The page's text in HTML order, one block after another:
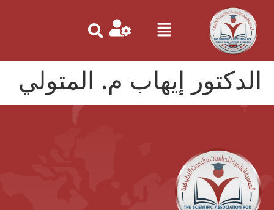
الدكتور إيهاب م. المتولي